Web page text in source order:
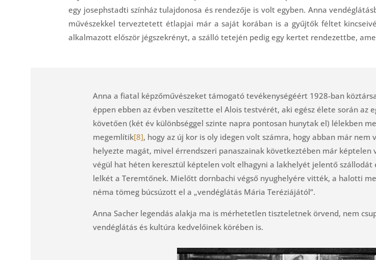
egy josephstadti színház tulajdonosa és rendezője is volt egyben. Anna
művészekkel terveztetett étlapjai már a saját korában is a gyűjtők féltet
alkalmazott először jégszekrényt, a szálló tetején pedig egy kertet rendezettbe,
Anna a fiatal képzőművészeket támogató tevékenységéért 1928-ban
éppen ebben az évben veszítette el Alois testvérét, aki egész élete során az
követően (két év különbséggel szinte napra pontosan hunytak el) lélekben
megemlítik[8], hogy az új kor is oly idegen volt számra, hogy abban már
helyezte magát, mivel érrendszeri panaszainak következtében már
végül hat héten keresztül képtelen volt elhagyni a lakhelyét jelentő
lelkét a Teremtőnek. Mielőtt dornbachi végső nyughelyére vitték, a halotti
néma tömeg búcsúzott el a „vendéglátás Mária Teréziájától”.
Anna Sacher legendás alakja ma is mérhetetlen tiszteletnek örvend, nem
vendéglátás és kultúra kedvelőinek körében is.